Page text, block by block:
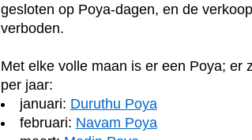
gesloten op Poya-dagen, en de
verboden.
Met elke volle maan is er een Poya; er
per jaar:
januari: Duruthu Poya
februari: Navam Poya